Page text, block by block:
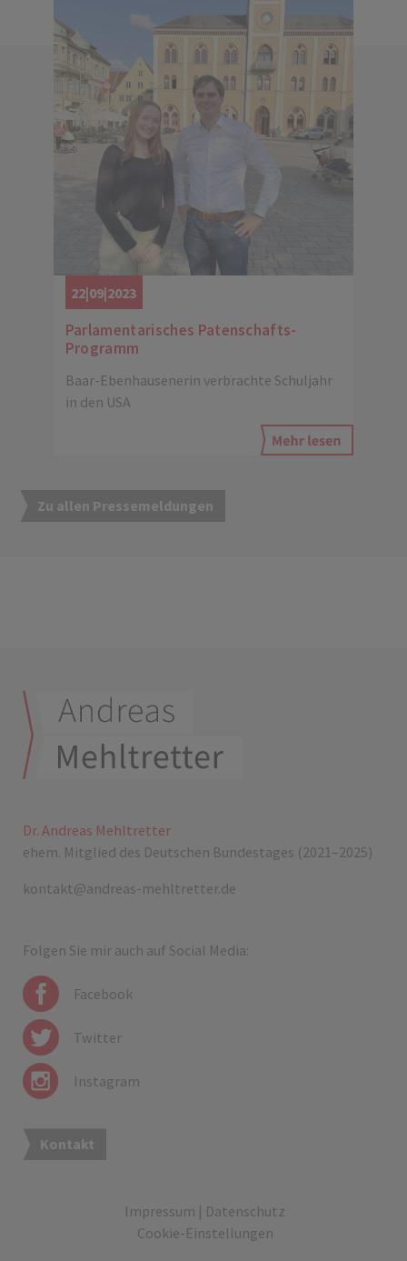
22|09|2023
Parlamentarisches Patenschafts-
Programm
Baar-Ebenhausenerin verbrachte Schuljahr
in den USA
Zu allen Pressemeldungen
Dr. Andreas Mehltretter
ehem. Mitglied des Deutschen Bundestages (2021–2025)
kontakt@andreas-mehltretter.de
Folgen Sie mir auch auf Social Media:
Facebook
Twitter
Instagram
Kontakt
Impressum | Datenschutz
Cookie-Einstellungen